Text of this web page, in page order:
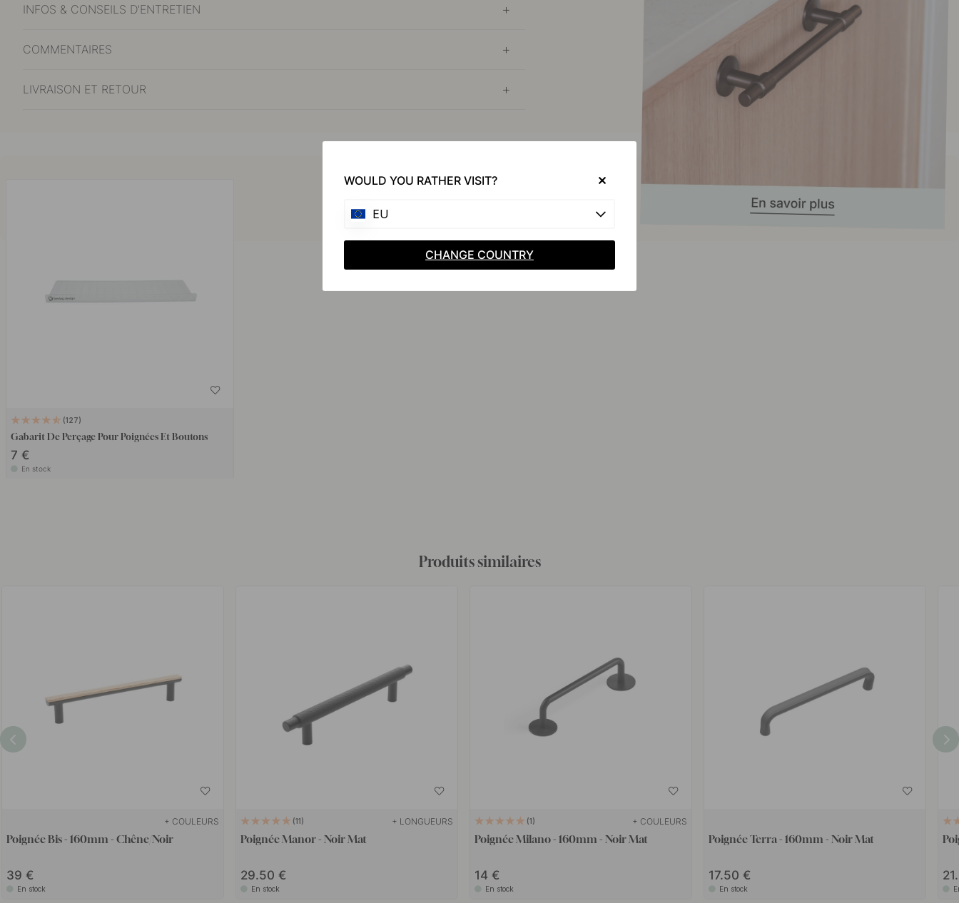
INFOS & CONSEILS D'ENTRETIEN
COMMENTAIRES
LIVRAISON ET RETOUR
127
Gabarit De Perçage Pour Poignées Et Boutons
7 €
En stock
Produits similaires
+ COULEURS
Poignée Bis - 160mm - Chêne/Noir
39
En stock
11 + LONGUEURS
Poignée Manor - Noir Mat
29.50
En stock
1 + COULEURS
Poignée Milano - 160mm - Noir Mat
14
En stock
Poignée Terra - 160mm - Noir Mat
17.50
En stock
WOULD YOU RATHER VISIT?
EU
CHANGE COUNTRY